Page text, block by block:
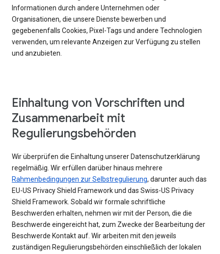
Informationen durch andere Unternehmen oder
Organisationen, die unsere Dienste bewerben und
gegebenenfalls Cookies, Pixel-Tags und andere Technologien
verwenden, um relevante Anzeigen zur Verfügung zu stellen
und anzubieten.
Einhaltung von Vorschriften und
Zusammenarbeit mit
Regulierungsbehörden
Wir überprüfen die Einhaltung unserer Datenschutzerklärung
regelmäßig. Wir erfüllen darüber hinaus mehrere
Rahmenbedingungen zur Selbstregulierung, darunter auch das
EU-US Privacy Shield Framework und das Swiss-US Privacy
Shield Framework. Sobald wir formale schriftliche
Beschwerden erhalten, nehmen wir mit der Person, die die
Beschwerde eingereicht hat, zum Zwecke der Bearbeitung der
Beschwerde Kontakt auf. Wir arbeiten mit den jeweils
zuständigen Regulierungsbehörden einschließlich der lokalen